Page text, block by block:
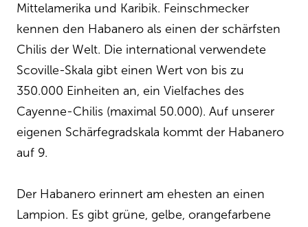
Mittelamerika und Karibik. Feinschmecker
kennen den Habanero als einen der schärfsten
Chilis der Welt. Die international verwendete
Scoville-Skala gibt einen Wert von bis zu
350.000 Einheiten an, ein Vielfaches des
Cayenne-Chilis (maximal 50.000). Auf unserer
eigenen Schärfegradskala kommt der Habanero
auf 9.
Der Habanero erinnert am ehesten an einen
Lampion. Es gibt grüne, gelbe, orangefarbene